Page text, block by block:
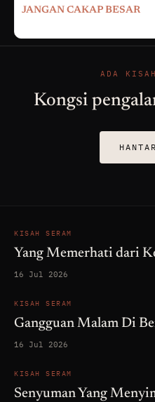
JANGAN CAKAP BESAR
ADA
Kongsi
KISAH SERAM
Yang Memerhati dari
16 Jul 2026
KISAH SERAM
Gangguan Malam Di
16 Jul 2026
KISAH SERAM
Senyuman Yang